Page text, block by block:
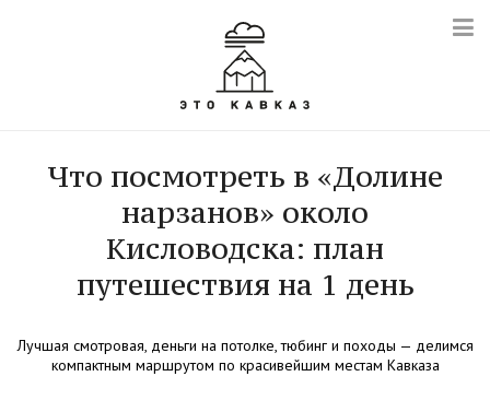
Что посмотреть в «Долине
нарзанов» около
Кисловодска: план
путешествия на 1 день
Лучшая смотровая, деньги на потолке, тюбинг и походы — делимся
компактным маршрутом по красивейшим местам Кавказа